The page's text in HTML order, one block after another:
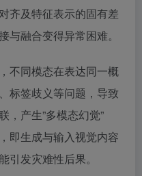
齐及特征表示的固有差
融合变得异常困难。
不同模态在表达同一概
标签歧义等问题，导致
，产生”多模态幻觉”
即生成与输入视觉内容
发灾难性后果。